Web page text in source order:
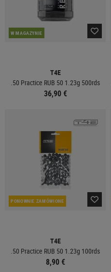
W MAGAZYNIE
T4E
.50 Practice RUB 50 1.23g 500rds
36,90 €
PONOWNIE ZAMÓWIONE
T4E
.50 Practice RUB 50 1.23g 100rds
8,90 €